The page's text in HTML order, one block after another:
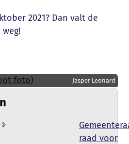
2021? Dan valt de
Jasper Leonard
raad voor